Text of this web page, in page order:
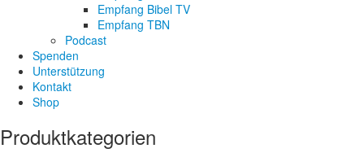
Empfang Bibel TV
Empfang TBN
Podcast
Spenden
Unterstützung
Kontakt
Shop
Produktkategorien